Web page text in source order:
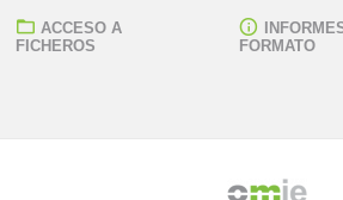
ACCESO A
FICHEROS
FORMATO